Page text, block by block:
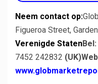
Neem contact op:
Figueroa Street,
Verenigde StatenBel:
7452 242832 (UK)